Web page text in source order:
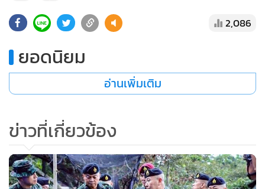
2,086
ยอดนิยม
อ่านเพิ่มเติม
ข่าวที่เกี่ยวข้อง